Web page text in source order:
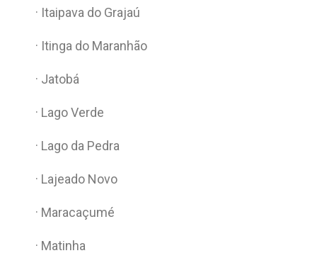
· Itaipava do Grajaú
· Itinga do Maranhão
· Jatobá
· Lago Verde
· Lago da Pedra
· Lajeado Novo
· Maracaçumé
· Matinha